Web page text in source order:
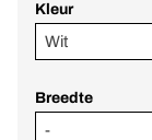
Kleur
Wit
Breedte
-